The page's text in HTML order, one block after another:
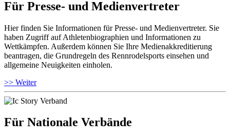
Für Presse- und Medienvertreter
Hier finden Sie Informationen für Presse- und Medienvertreter. Sie
haben Zugriff auf Athletenbiographien und Informationen zu
Wettkämpfen. Außerdem können Sie Ihre Medienakkreditierung
beantragen, die Grundregeln des Rennrodelsports einsehen und
allgemeine Neuigkeiten einholen.
>> Weiter
Für Nationale Verbände